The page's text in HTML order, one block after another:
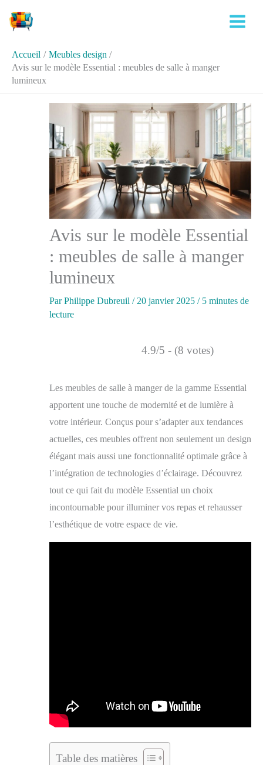
Accueil
Meubles design
Avis sur le modèle Essential : meubles de salle à manger
lumineux
Avis sur le modèle Essential
: meubles de salle à manger
lumineux
ParPhilippe Dubreuil / 20 janvier 2025 / 5 minutes de
lecture
4.9/5 - (8 votes)
Les meubles de salle à manger de la gamme Essential
apportent une touche de modernité et de lumière à
votre intérieur. Conçus pour s’adapter aux tendances
actuelles, ces meubles offrent non seulement un design
élégant mais aussi une fonctionnalité optimale grâce à
l’intégration de technologies d’éclairage. Découvrez
tout ce qui fait du modèle Essential un choix
incontournable pour illuminer vos repas et rehausser
l’esthétique de votre espace de vie.
Table des matières